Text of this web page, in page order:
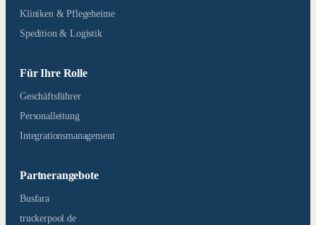
Kliniken & Pflegeheime
Spedition & Logistik
Für Ihre Rolle
Geschäftsführer
Personalleitung
Integrationsmanagement
Partnerangebote
Busfara
truckerpool.de